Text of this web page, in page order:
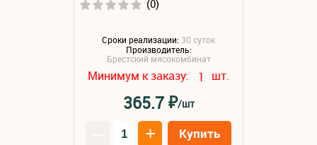
(0)
Сроки реализации: 30 суток
Производитель:
Брестский мясокомбинат
Минимум к заказу: 1 шт.
365.7₽/шт
+ Купить